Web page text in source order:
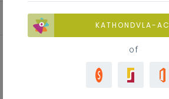
WPS gebruiken in de
KATHONDVLA-
of